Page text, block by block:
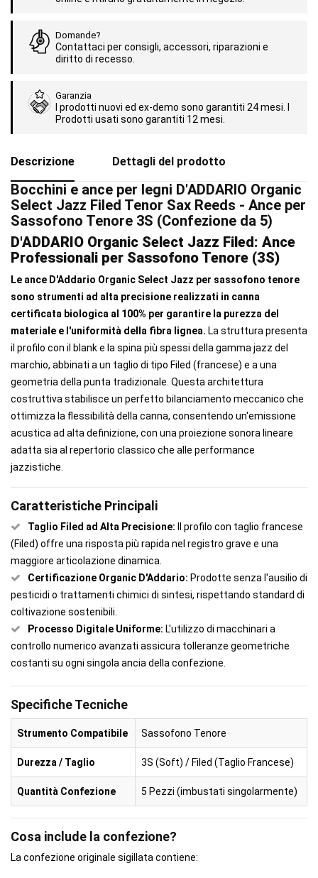
Domande?
Contattaci per consigli, accessori, riparazioni e
diritto di recesso.
Garanzia
I prodotti nuovi ed ex-demo sono garantiti 24 mesi. I
Prodotti usati sono garantiti 12 mesi.
Descrizione Dettagli del prodotto
Bocchini e ance per legni D'ADDARIO Organic
Select Jazz Filed Tenor Sax Reeds - Ance per
Sassofono Tenore 3S (Confezione da 5)
D'ADDARIO Organic Select Jazz Filed: Ance
Professionali per Sassofono Tenore (3S)
Le ance D'Addario Organic Select Jazz per sassofono tenore
sono strumenti ad alta precisione realizzati in canna
certificata biologica al 100% per garantire la purezza del
materiale e l'uniformità della fibra lignea. La struttura presenta
il profilo con il blank e la spina più spessi della gamma jazz del
marchio, abbinati a un taglio di tipo Filed (francese) e a una
geometria della punta tradizionale. Questa architettura
costruttiva stabilisce un perfetto bilanciamento meccanico che
ottimizza la flessibilità della canna, consentendo un'emissione
acustica ad alta definizione, con una proiezione sonora lineare
adatta sia al repertorio classico che alle performance
jazzistiche.
Caratteristiche Principali
Taglio Filed ad Alta Precisione: Il profilo con taglio francese
(Filed) offre una risposta più rapida nel registro grave e una
maggiore articolazione dinamica.
Certificazione Organic D'Addario: Prodotte senza l'ausilio di
pesticidi o trattamenti chimici di sintesi, rispettando standard di
coltivazione sostenibili.
Processo Digitale Uniforme: L'utilizzo di macchinari a
controllo numerico avanzati assicura tolleranze geometriche
costanti su ogni singola ancia della confezione.
Specifiche Tecniche
Strumento Compatibile Sassofono Tenore
Durezza / Taglio 3S (Soft) / Filed (Taglio Francese)
Quantità Confezione 5 Pezzi (imbustati singolarmente)
Cosa include la confezione?
La confezione originale sigillata contiene: